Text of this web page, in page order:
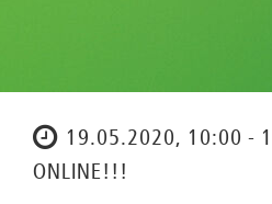
19.05.2020, 10:00 -
ONLINE!!!